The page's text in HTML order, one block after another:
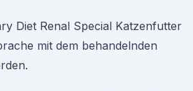
Diet Renal Special Katzenfutter
mit dem behandelnden